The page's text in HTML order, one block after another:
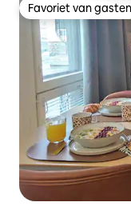
Favoriet van gasten
Favoriet van gasten